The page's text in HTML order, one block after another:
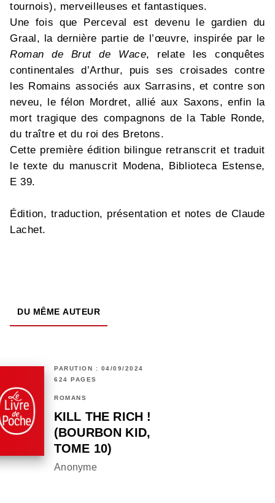
tournois), merveilleuses et fantastiques.
Une fois que Perceval est devenu le gardien du
Graal, la dernière partie de l’œuvre, inspirée par le
Roman de Brut de Wace, relate les conquêtes
continentales d’Arthur, puis ses croisades contre
les Romains associés aux Sarrasins, et contre son
neveu, le félon Mordret, allié aux Saxons, enfin la
mort tragique des compagnons de la Table Ronde,
du traître et du roi des Bretons.
Cette première édition bilingue retranscrit et traduit
le texte du manuscrit Modena, Biblioteca Estense,
E 39.
Édition, traduction, présentation et notes de Claude
Lachet.
DU MÊME AUTEUR
PARUTION : 04/09/2024
624 PAGES
ROMANS
KILL THE RICH !
(BOURBON KID,
TOME 10)
Anonyme